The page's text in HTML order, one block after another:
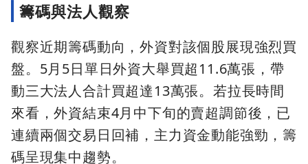
籌碼與法人觀察
觀察近期籌碼動向，外資對該個股展現強烈買
盤。5月5日單日外資大舉買超11.6萬張，帶
動三大法人合計買超達13萬張。若拉長時間
來看，外資結束4月中下旬的賣超調節後，已
連續兩個交易日回補，主力資金動能強勁，籌
碼呈現集中趨勢。